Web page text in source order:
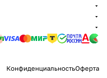
КонфиденциальностьОферта